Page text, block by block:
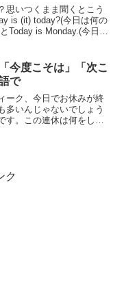
思いつくまま聞くとこう
is (it) today?(今日は何の
Today is Monday.(今日は
今度こそは」「次こ
で
ーク、今日でお休みが終
多いんじゃないでしょう
す。この連休は何をしま
ク